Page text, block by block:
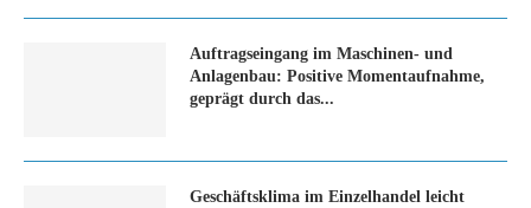
Auftragseingang im Maschinen- und
Anlagenbau: Positive Momentaufnahme,
geprägt durch das...
Geschäftsklima im Einzelhandel leicht